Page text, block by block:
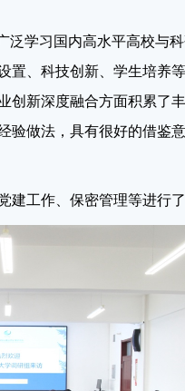
学习国内高水平高校与
、科技创新、学生培养
新深度融合方面积累了
做法，具有很好的借鉴
工作、保密管理等进行了